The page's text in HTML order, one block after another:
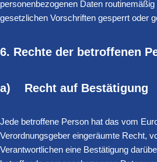
personenbezogenen Daten
gesetzlichen Vorschriften gesperrt oder
6. Rechte der betroffenen
a) Recht auf Bestätigung
Jede betroffene Person hat das vom
Verordnungsgeber eingeräumte Recht,
Verantwortlichen eine Bestätigung